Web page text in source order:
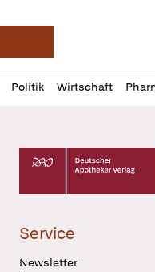
Deutsche
Politik Wirtschaft
Profil
öffnen
Daz
Pur
Deutscher Apotheker
Service
Newsletter